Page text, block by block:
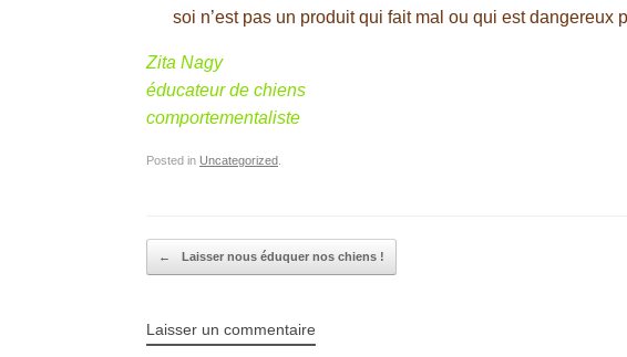
soi n’est pas un produit qui fait mal ou qui est
Zita Nagy
éducateur de chiens
comportementaliste
Posted in Uncategorized
Post navigation
← Laisser nous éduquer nos chiens !
Laisser un commentaire